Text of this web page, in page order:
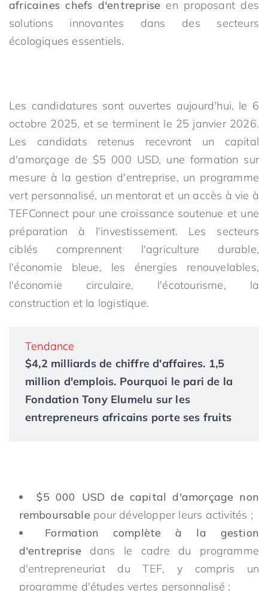
africaines chefs d'entreprise en proposant des
solutions innovantes dans des secteurs
écologiques essentiels.
Les candidatures sont ouvertes aujourd'hui, le 6
octobre 2025, et se terminent le 25 janvier 2026.
Les candidats retenus recevront un capital
d'amorçage de $5 000 USD, une formation sur
mesure à la gestion d'entreprise, un programme
vert personnalisé, un mentorat et un accès à vie à
TEFConnect pour une croissance soutenue et une
préparation à l'investissement. Les secteurs
ciblés comprennent l'agriculture durable,
l'économie bleue, les énergies renouvelables,
l'économie circulaire, l'écotourisme, la
construction et la logistique.
Tendance
$4,2 milliards de chiffre d'affaires. 1,5
million d'emplois. Pourquoi le pari de la
Fondation Tony Elumelu sur les
entrepreneurs africains porte ses fruits
$5 000 USD de capital d'amorçage non
remboursable pour développer leurs activités ;
Formation complète à la gestion
d'entreprise dans le cadre du programme
d'entrepreneuriat du TEF, y compris un
programme d'études vertes personnalisé ;